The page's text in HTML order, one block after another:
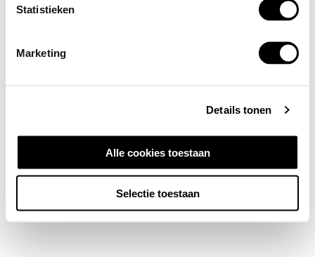
Statistieken
Marketing
Details tonen
Alle cookies toestaan
Selectie toestaan